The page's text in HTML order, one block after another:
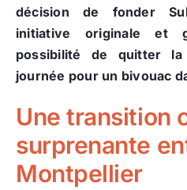
décision de fonder
initiative originale et
possibilité de quitter
journée pour un bivouac
Une transition
surprenante
Montpellier